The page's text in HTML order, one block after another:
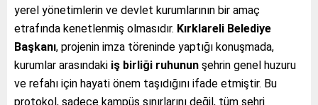
yerel yönetimlerin ve devlet kurumlarının bir amaç
etrafında kenetlenmiş olmasıdır. Kırklareli Belediye
Başkanı, projenin imza töreninde yaptığı konuşmada,
kurumlar arasındaki iş birliği ruhunun şehrin genel huzuru
ve refahı için hayati önem taşıdığını ifade etmiştir. Bu
protokol, sadece kampüs sınırlarını değil, tüm şehri